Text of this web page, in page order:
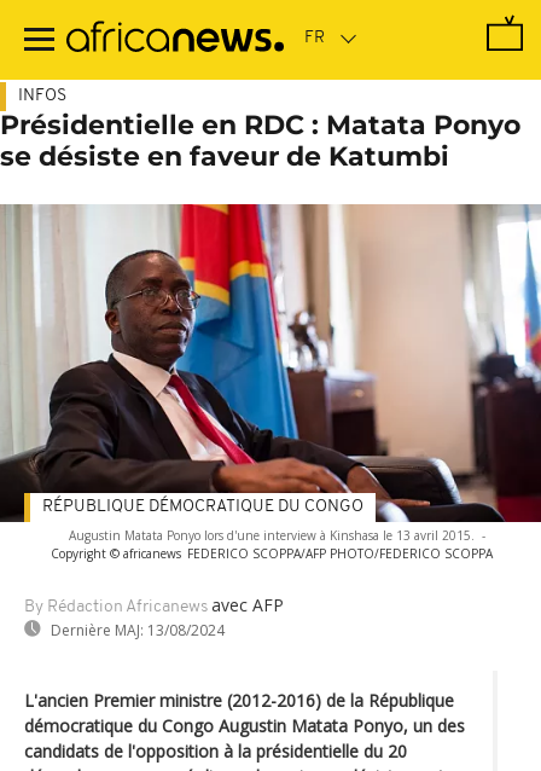
contenu
INFOS
Présidentielle en RDC : Matata Ponyo
se désiste en faveur de Katumbi
Augustin Matata Ponyo lors d'une interview à Kinshasa le 13 avril 2015. -
Copyright © africanews FEDERICO SCOPPA/AFP PHOTO/FEDERICO SCOPPA
By Rédaction Africanews avec AFP
Dernière MAJ: 13/08/2024
RÉPUBLIQUE DÉMOCRATIQUE DU CONGO
L'ancien Premier ministre (2012-2016) de la République
démocratique du Congo Augustin Matata Ponyo, un des
candidats de l'opposition à la présidentielle du 20